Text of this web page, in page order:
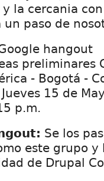
y la cercania
un paso de
hangout
preliminares
- Bogotá -
Jueves 15 de
p.m.
Se los
este grupo
de Drupal